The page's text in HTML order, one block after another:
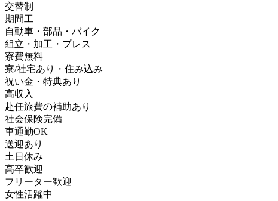
交替制
期間工
自動車・部品・バイク
組立・加工・プレス
寮費無料
寮/社宅あり・住み込み
祝い金・特典あり
高収入
赴任旅費の補助あり
社会保険完備
車通勤OK
送迎あり
土日休み
高卒歓迎
フリーター歓迎
女性活躍中